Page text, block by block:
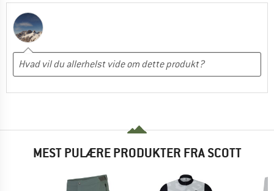
MEST PULÆRE PRODUKTER FRA SCOTT